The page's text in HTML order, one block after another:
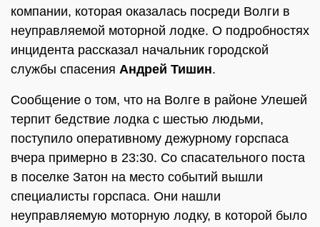
компании, которая оказалась посреди Волги в
неуправляемой моторной лодке. О подробностях
инцидента рассказал начальник городской
службы спасения Андрей Тишин.
Сообщение о том, что на Волге в районе Улешей
терпит бедствие лодка с шестью людьми,
поступило оперативному дежурному горспаса
вчера примерно в 23:30. Со спасательного поста
в поселке Затон на место событий вышли
специалисты горспаса. Они нашли
неуправляемую моторную лодку, в которой было